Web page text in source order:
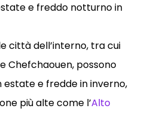
e freddo notturno in
città dell’interno, tra cui
Chefchaouen, possono
estate e fredde in inverno,
più alte come l’Alto